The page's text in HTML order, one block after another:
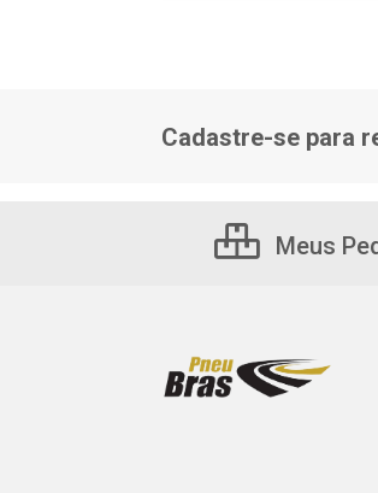
Cadastre-se para
Meus